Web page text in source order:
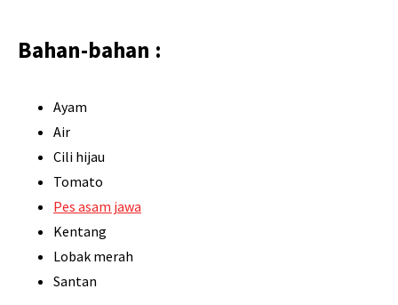
Bahan-bahan :
Ayam
Air
Cili hijau
Tomato
Pes asam jawa
Kentang
Lobak merah
Santan